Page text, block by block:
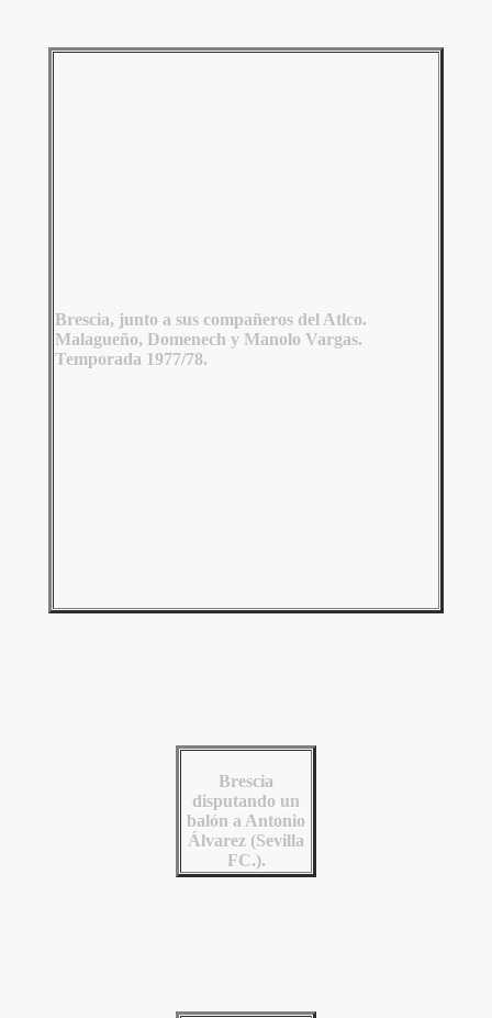
Brescia, junto a sus compañeros del Atlco.
Malagueño, Domenech y Manolo Vargas.
Temporada 1977/78.
Brescia
disputando un
balón a Antonio
Álvarez (Sevilla
FC.).